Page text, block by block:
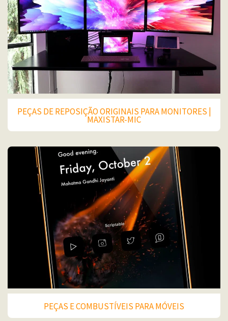
PEÇAS DE REPOSIÇÃO ORIGINAIS PARA MONITORES |
MAXISTAR-MIC
PEÇAS E COMBUSTÍVEIS PARA MÓVEIS